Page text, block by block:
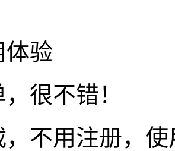
体验
很不错！
，不用注册，